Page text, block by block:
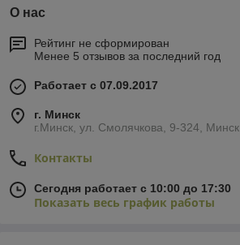
О нас
Рейтинг не сформирован
Менее 5 отзывов за последний год
Работает с 07.09.2017
г. Минск
г.Минск, ул. Смолячкова, 9-324,
Контакты
Сегодня работает с 10:00 до 17:30
Показать весь график работы